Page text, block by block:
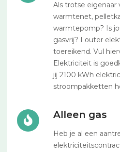
Als trotse eigenaar
warmtenet,
warmtepomp? Is
gasvrij? Louter
toereikend. Vul
Elektriciteit is
jij 2100 kWh
stroompakketten
Alleen gas
Heb je al een